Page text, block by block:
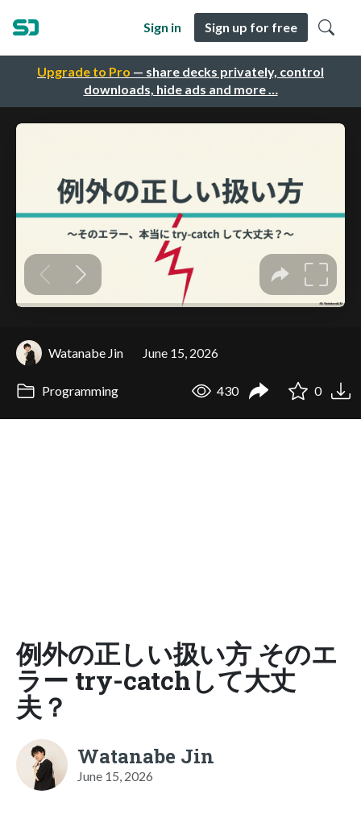
Upgrade to Pro — share decks privately, control
downloads, hide ads and more …
Sign in Sign up for free
Watanabe Jin June 15, 2026
Programming 430 0
例外の正しい扱い方 そのエ
ラー try-catchして大丈
夫？
Watanabe Jin
June 15, 2026